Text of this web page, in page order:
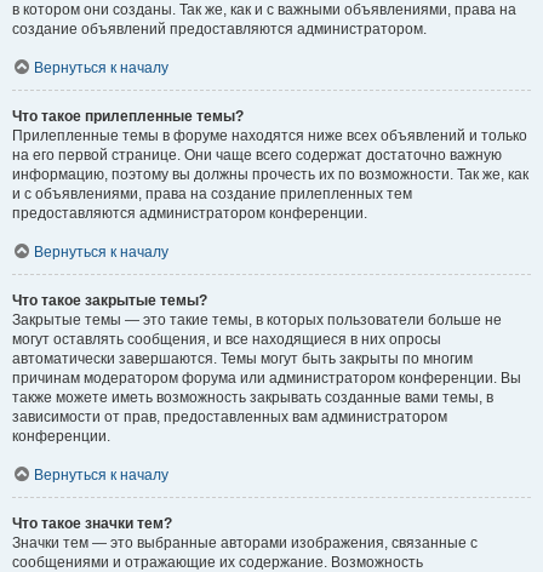
в котором они созданы. Так же, как и с важными объявлениями, права на
создание объявлений предоставляются администратором.
Вернуться к началу
Что такое прилепленные темы?
Прилепленные темы в форуме находятся ниже всех объявлений и только
на его первой странице. Они чаще всего содержат достаточно важную
информацию, поэтому вы должны прочесть их по возможности. Так же, как
и с объявлениями, права на создание прилепленных тем
предоставляются администратором конференции.
Вернуться к началу
Что такое закрытые темы?
Закрытые темы — это такие темы, в которых пользователи больше не
могут оставлять сообщения, и все находящиеся в них опросы
автоматически завершаются. Темы могут быть закрыты по многим
причинам модератором форума или администратором конференции. Вы
также можете иметь возможность закрывать созданные вами темы, в
зависимости от прав, предоставленных вам администратором
конференции.
Вернуться к началу
Что такое значки тем?
Значки тем — это выбранные авторами изображения, связанные с
сообщениями и отражающие их содержание. Возможность